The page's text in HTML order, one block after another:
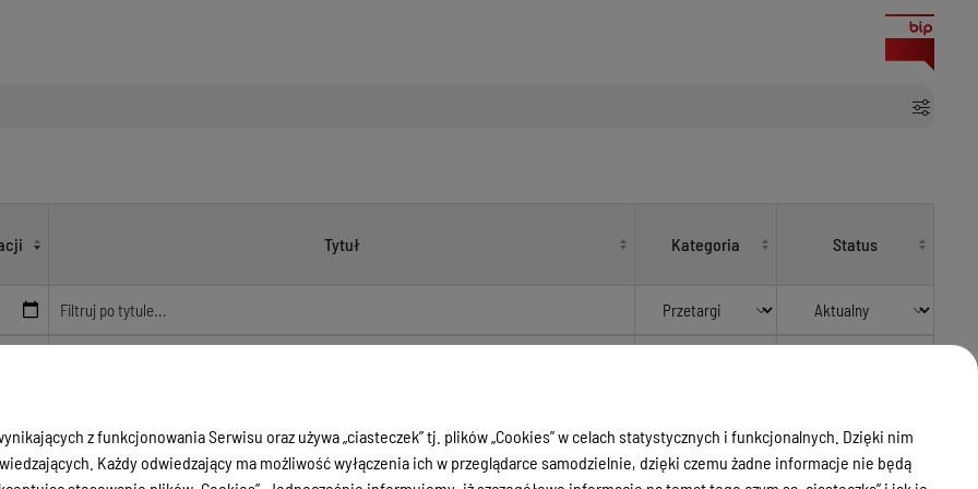
Tytuł Kategoria Status
z funkcjonowania Serwisu oraz używa „ciasteczek” tj. plików „Cookies” w celach statystycznych i funkcjonalnych. Dzięki nim
Każdy odwiedzający ma możliwość wyłączenia ich w przeglądarce samodzielnie, dzięki czemu żadne informacje nie będą